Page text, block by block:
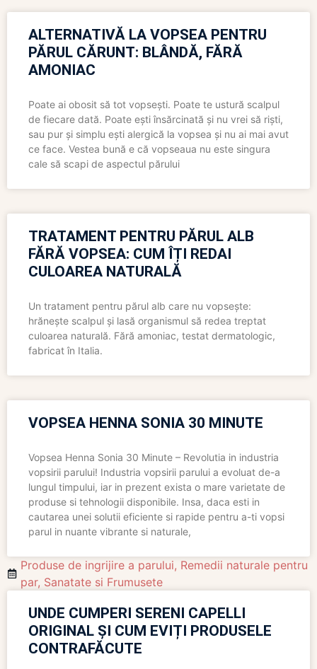
ALTERNATIVĂ LA VOPSEA PENTRU
PĂRUL CĂRUNT: BLÂNDĂ, FĂRĂ
AMONIAC
Poate ai obosit să tot vopsești. Poate te ustură scalpul
de fiecare dată. Poate ești însărcinată și nu vrei să riști,
sau pur și simplu ești alergică la vopsea și nu ai mai avut
ce face. Vestea bună e că vopseaua nu este singura
cale să scapi de aspectul părului
TRATAMENT PENTRU PĂRUL ALB
FĂRĂ VOPSEA: CUM ÎȚI REDAI
CULOAREA NATURALĂ
Un tratament pentru părul alb care nu vopsește:
hrănește scalpul și lasă organismul să redea treptat
culoarea naturală. Fără amoniac, testat dermatologic,
fabricat în Italia.
VOPSEA HENNA SONIA 30 MINUTE
Vopsea Henna Sonia 30 Minute – Revolutia in industria
vopsirii parului! Industria vopsirii parului a evoluat de-a
lungul timpului, iar in prezent exista o mare varietate de
produse si tehnologii disponibile. Insa, daca esti in
cautarea unei solutii eficiente si rapide pentru a-ti vopsi
parul in nuante vibrante si naturale,
Produse de ingrijire a parului, Remedii naturale pentru
par, Sanatate si Frumusete
UNDE CUMPERI SERENI CAPELLI
ORIGINAL ȘI CUM EVIȚI PRODUSELE
CONTRAFĂCUTE